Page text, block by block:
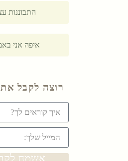
התבוננות
איפה אני
רוצה לקבל
אשמח